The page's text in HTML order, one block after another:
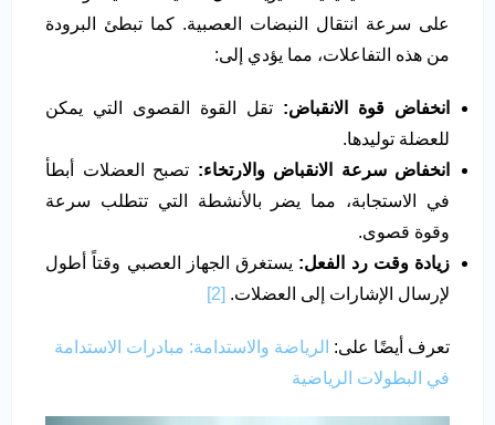
على سرعة انتقال النبضات العصبية. كما تبطئ البرودة
من هذه التفاعلات، مما يؤدي إلى:
انخفاض قوة الانقباض: تقل القوة القصوى التي يمكن
للعضلة توليدها.
انخفاض سرعة الانقباض والارتخاء: تصبح العضلات أبطأ
في الاستجابة، مما يضر بالأنشطة التي تتطلب سرعة
وقوة قصوى.
زيادة وقت رد الفعل: يستغرق الجهاز العصبي وقتاً أطول
لإرسال الإشارات إلى العضلات. [2]
تعرف أيضًا على: الرياضة والاستدامة: مبادرات الاستدامة
في البطولات الرياضية